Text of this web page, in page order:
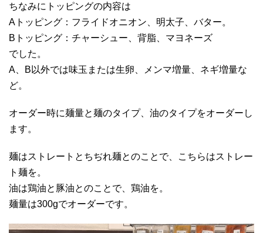
ちなみにトッピングの内容は
Aトッピング：フライドオニオン、明太子、バター。
Bトッピング：チャーシュー、背脂、マヨネーズ
でした。
A、B以外では味玉または生卵、メンマ増量、ネギ増量な
ど。
オーダー時に麺量と麺のタイプ、油のタイプをオーダーし
ます。
麺はストレートとちぢれ麺とのことで、こちらはストレー
ト麺を。
油は鶏油と豚油とのことで、鶏油を。
麺量は300gでオーダーです。